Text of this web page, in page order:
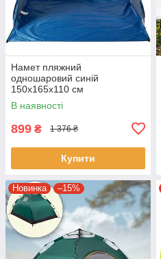
Намет пляжний
одношаровий синій
150х165х110 см
Автоматичний намет від
сонця
В наявності
899 ₴ 1 376 ₴
Купити
Новинка –15%